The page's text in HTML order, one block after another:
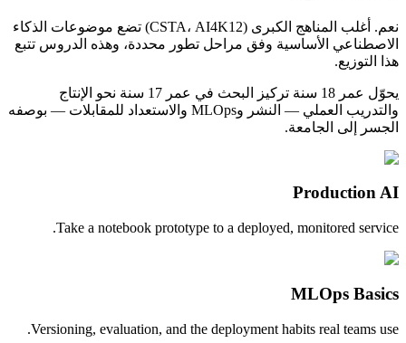
نعم. أغلب المناهج الكبرى (CSTA، AI4K12) تضع موضوعات الذكاء
الاصطناعي الأساسية وفق مراحل تطور محددة، وهذه الدروس تتبع
هذا التوزيع.
يحوّل عمر 18 سنة تركيز البحث في عمر 17 سنة نحو الإنتاج
والتدريب العملي — النشر وMLOps والاستعداد للمقابلات — بوصفه
الجسر إلى الجامعة.
Production AI
Take a notebook prototype to a deployed, monitored service.
MLOps Basics
Versioning, evaluation, and the deployment habits real teams use.